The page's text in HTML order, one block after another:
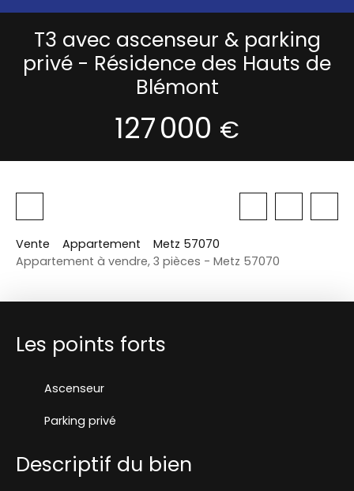
T3 avec ascenseur & parking
privé - Résidence des Hauts de
Blémont
127 000 €
Vente Appartement
Metz 57070
Appartement à vendre, 3 pièces - Metz 57070
Les points forts
Ascenseur
Parking privé
Descriptif du bien